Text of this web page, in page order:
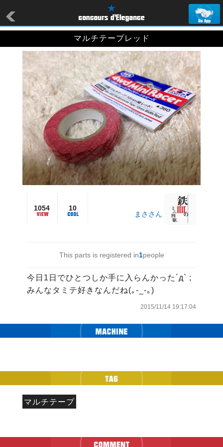
マルチテープレッド
1054 10
まささん
This parts is registered in1people
今日1日でひとつしか手に入らんかった´д` ;
みんなタミテ好きなんだね(｡-_-｡)
2015/11/14 19:17:04
マルチテープ